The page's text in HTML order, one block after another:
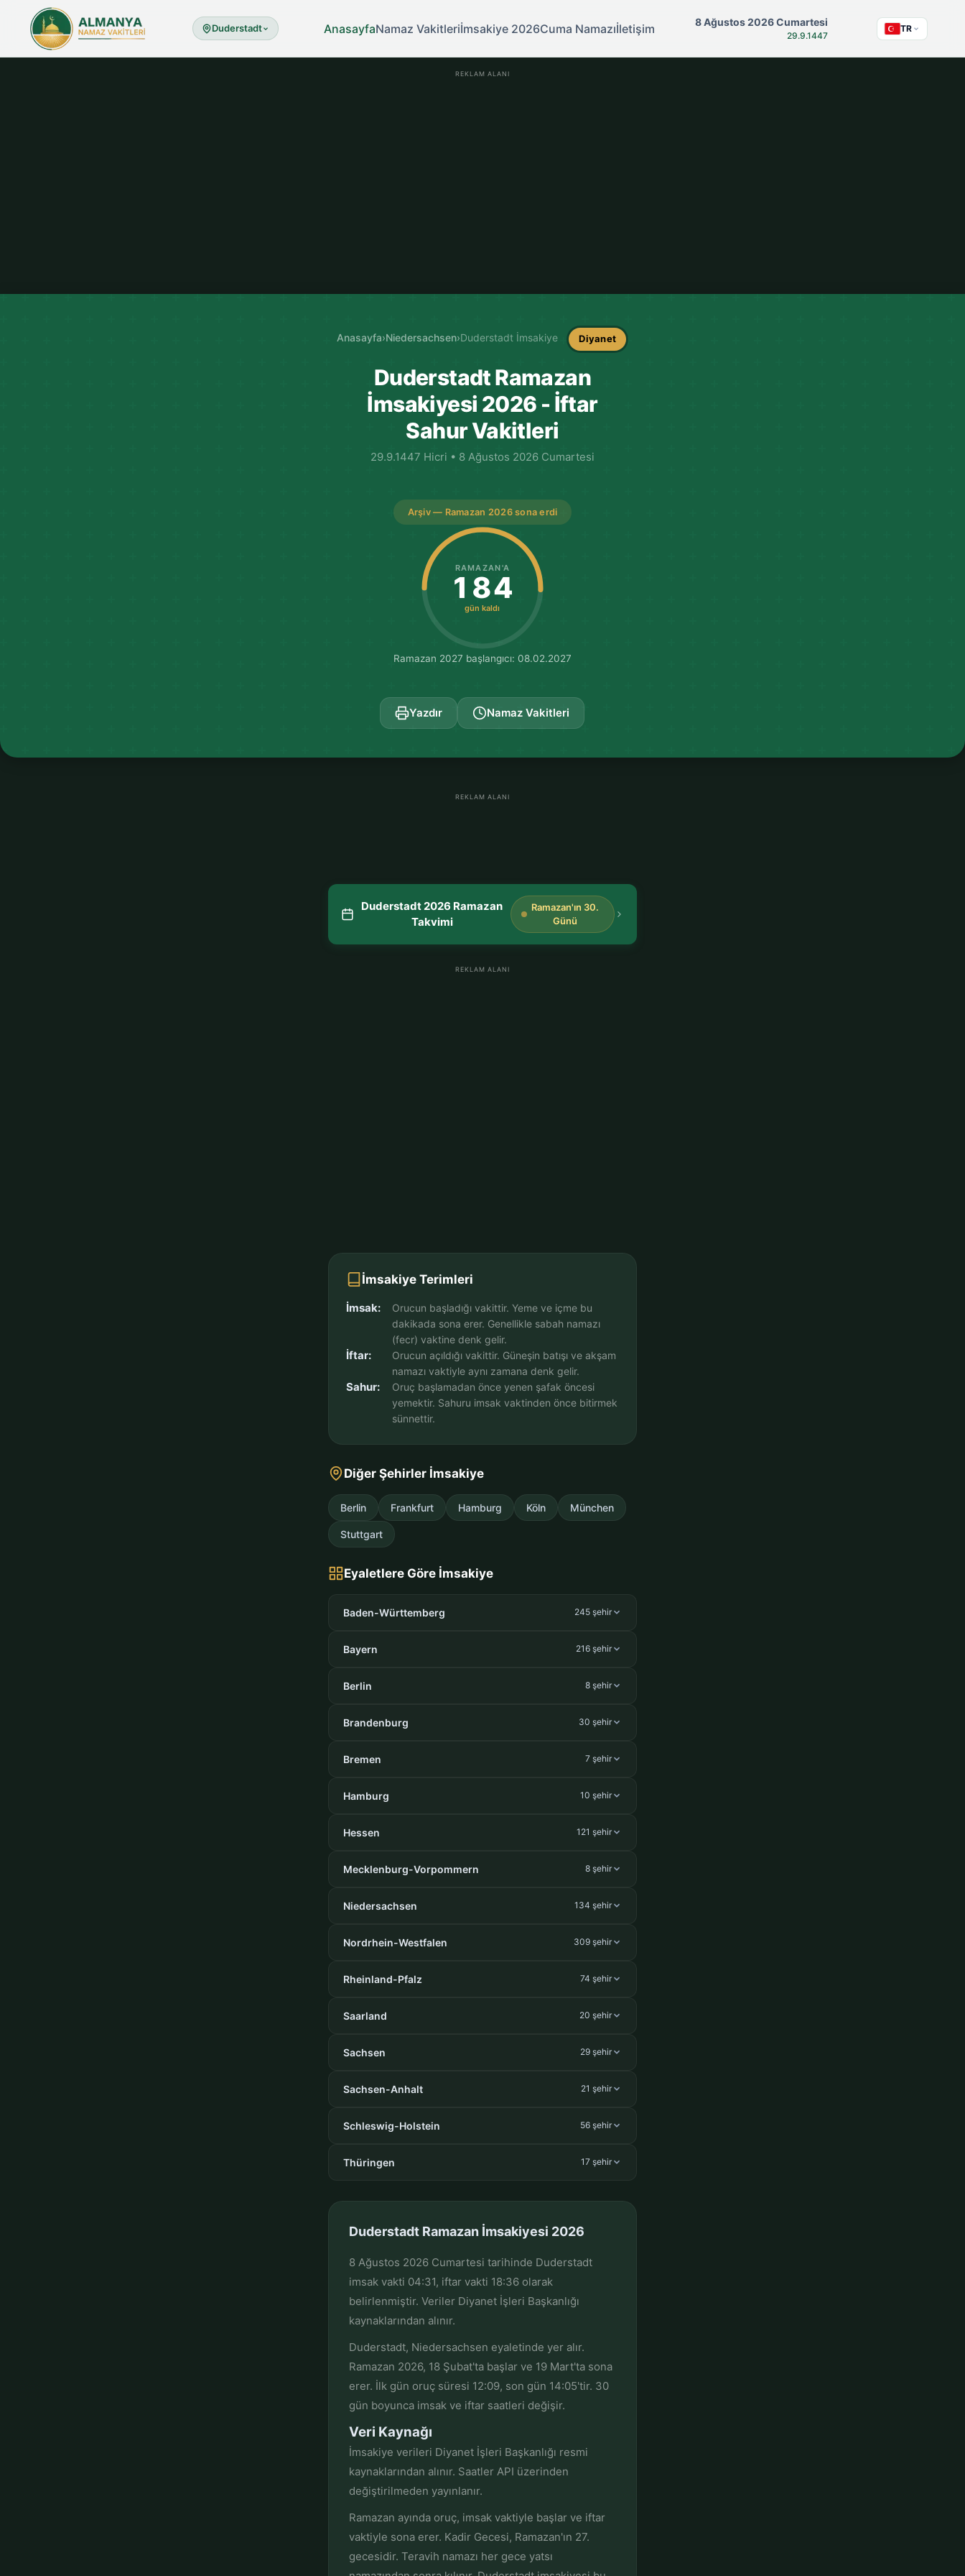
Duderstadt AnasayfaNamaz Vakitleriİmsakiye 2026Cuma Namazıİletişim 8 Ağustos 2026 Cumartesi
29.9.1447
TR
REKLAM ALANI
Anasayfa›Niedersachsen›Duderstadt İmsakiye Diyanet
Duderstadt Ramazan
İmsakiyesi 2026 - İftar
Sahur Vakitleri
29.9.1447 Hicri • 8 Ağustos 2026 Cumartesi
Arşiv — Ramazan 2026 sona erdi
RAMAZAN'A
184
gün kaldı
Ramazan 2027 başlangıcı: 08.02.2027
Yazdır Namaz Vakitleri
REKLAM ALANI
Duderstadt 2026 Ramazan
Takvimi
Ramazan'ın 30.
Günü
REKLAM ALANI
İmsakiye Terimleri
İmsak:
Orucun başladığı vakittir. Yeme ve içme bu
dakikada sona erer. Genellikle sabah namazı
(fecr) vaktine denk gelir.
İftar:
Orucun açıldığı vakittir. Güneşin batışı ve akşam
namazı vaktiyle aynı zamana denk gelir.
Sahur:
Oruç başlamadan önce yenen şafak öncesi
yemektir. Sahuru imsak vaktinden önce bitirmek
sünnettir.
Diğer Şehirler İmsakiye
Berlin Frankfurt Hamburg Köln München
Stuttgart
Eyaletlere Göre İmsakiye
Baden-Württemberg 245 şehir
Bayern 216 şehir
Berlin 8 şehir
Brandenburg 30 şehir
Bremen 7 şehir
Hamburg 10 şehir
Hessen 121 şehir
Mecklenburg-Vorpommern 8 şehir
Niedersachsen 134 şehir
Nordrhein-Westfalen 309 şehir
Rheinland-Pfalz 74 şehir
Saarland 20 şehir
Sachsen 29 şehir
Sachsen-Anhalt 21 şehir
Schleswig-Holstein 56 şehir
Thüringen 17 şehir
Duderstadt Ramazan İmsakiyesi 2026
8 Ağustos 2026 Cumartesi tarihinde Duderstadt
imsak vakti 04:31, iftar vakti 18:36 olarak
belirlenmiştir. Veriler Diyanet İşleri Başkanlığı
kaynaklarından alınır.
Duderstadt, Niedersachsen eyaletinde yer alır.
Ramazan 2026, 18 Şubat'ta başlar ve 19 Mart'ta sona
erer. İlk gün oruç süresi 12:09, son gün 14:05'tir. 30
gün boyunca imsak ve iftar saatleri değişir.
Veri Kaynağı
İmsakiye verileri Diyanet İşleri Başkanlığı resmi
kaynaklarından alınır. Saatler API üzerinden
değiştirilmeden yayınlanır.
Ramazan ayında oruç, imsak vaktiyle başlar ve iftar
vaktiyle sona erer. Kadir Gecesi, Ramazan'ın 27.
gecesidir. Teravih namazı her gece yatsı